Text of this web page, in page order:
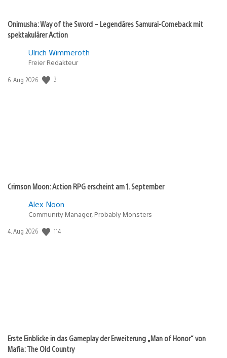
Onimusha: Way of the Sword – Legendäres Samurai-Comeback mit
spektakulärer Action
Ulrich Wimmeroth
Freier Redakteur
Veröffentlichungsdatum:
6. Aug 2026 3
Crimson Moon: Action RPG erscheint am 1. September
Alex Noon
Community Manager, Probably Monsters
Veröffentlichungsdatum:
4. Aug 2026 114
Erste Einblicke in das Gameplay der Erweiterung „Man of Honor“ von
Mafia: The Old Country